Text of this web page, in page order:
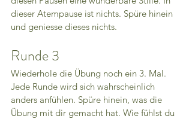
dieser Atempause ist nichts. Spüre hinein
und geniesse dieses nichts.
Runde 3
Wiederhole die Übung noch ein 3. Mal.
Jede Runde wird sich wahrscheinlich
anders anfühlen. Spüre hinein, was die
Übung mit dir gemacht hat. Wie fühlst du